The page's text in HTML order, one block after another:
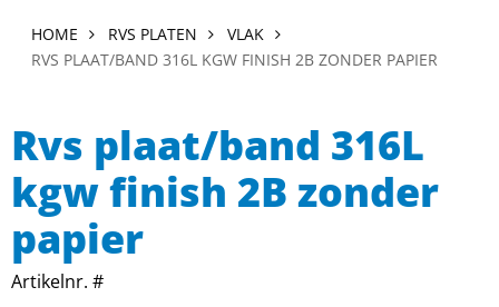
HOME RVS PLATEN
VLAK
RVS PLAAT/BAND 316L KGW FINISH 2B ZONDER PAPIER
Rvs plaat/band 316L
kgw finish 2B zonder
papier
Artikelnr. #